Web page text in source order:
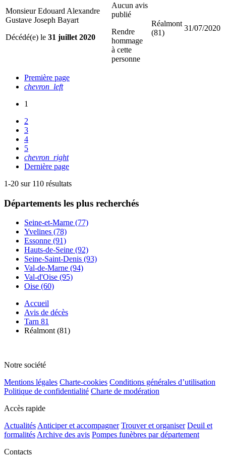
Monsieur Edouard Alexandre
Gustave Joseph Bayart
Décédé(e) le 31 juillet 2020
Aucun avis
publié
Rendre
hommage
à cette
personne
Réalmont
(81)
31/07/2020
Première page
chevron_left
1
2
3
4
5
chevron_right
Dernière page
1-20 sur 110 résultats
Départements les plus recherchés
Seine-et-Marne (77)
Yvelines (78)
Essonne (91)
Hauts-de-Seine (92)
Seine-Saint-Denis (93)
Val-de-Marne (94)
Val-d'Oise (95)
Oise (60)
Accueil
Avis de décès
Tarn 81
Réalmont (81)
Notre société
Mentions légales Charte-cookies Conditions générales d’utilisation
Politique de confidentialité Charte de modération
Accès rapide
Actualités Anticiper et accompagner Trouver et organiser Deuil et
formalités Archive des avis Pompes funèbres par département
Contacts